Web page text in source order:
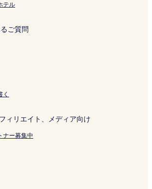
テル
ご質問
く
ィリエイト、メディア向け
ナー募集中